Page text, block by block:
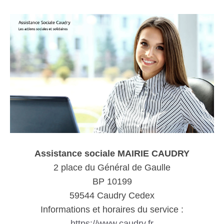
Assistance sociale MAIRIE CAUDRY
2 place du Général de Gaulle
BP 10199
59544 Caudry Cedex
Informations et horaires du service :